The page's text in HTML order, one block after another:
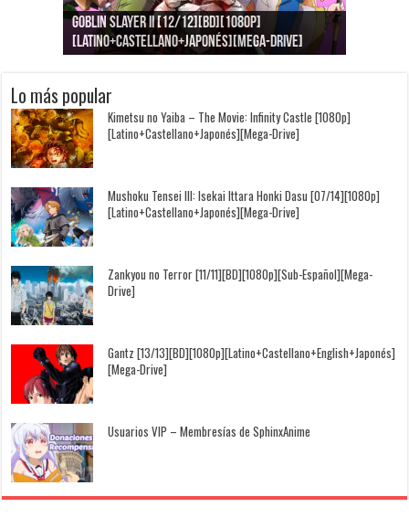
Goblin Slayer II [12/12][BD][1080p]
[Latino+Castellano+Japonés][Mega-Drive]
Jujutsu Kaisen: Kaigyoku/Gyokusetsu [1080p]
[Latino+Japonés][Mega-Drive]
Kimi to, Nami ni Noretara [BD][1080p]
[Latino+Castellano+Japonés][Mega-Drive]
Nukitashi the Animation [11/11+OVAS][BD]
[1080p][Sub-Español][Mega-Drive]
Kimi wa Houkago Insomnia [13/13][BD][1080p]
[Castellano+English+Japonés][Mega-Drive]
Getsuyoubi no Tawawa [12/12+Especiales][BD]
[1080p][Sub-Español][Mega-Drive]
Lo más popular
Kimetsu no Yaiba – The Movie: Infinity Castle [1080p]
[Latino+Castellano+Japonés][Mega-Drive]
Mushoku Tensei III: Isekai Ittara Honki Dasu [07/14][1080p]
[Latino+Castellano+Japonés][Mega-Drive]
Zankyou no Terror [11/11][BD][1080p][Sub-Español][Mega-
Drive]
Gantz [13/13][BD][1080p][Latino+Castellano+English+Japonés]
[Mega-Drive]
Usuarios VIP – Membresías de SphinxAnime